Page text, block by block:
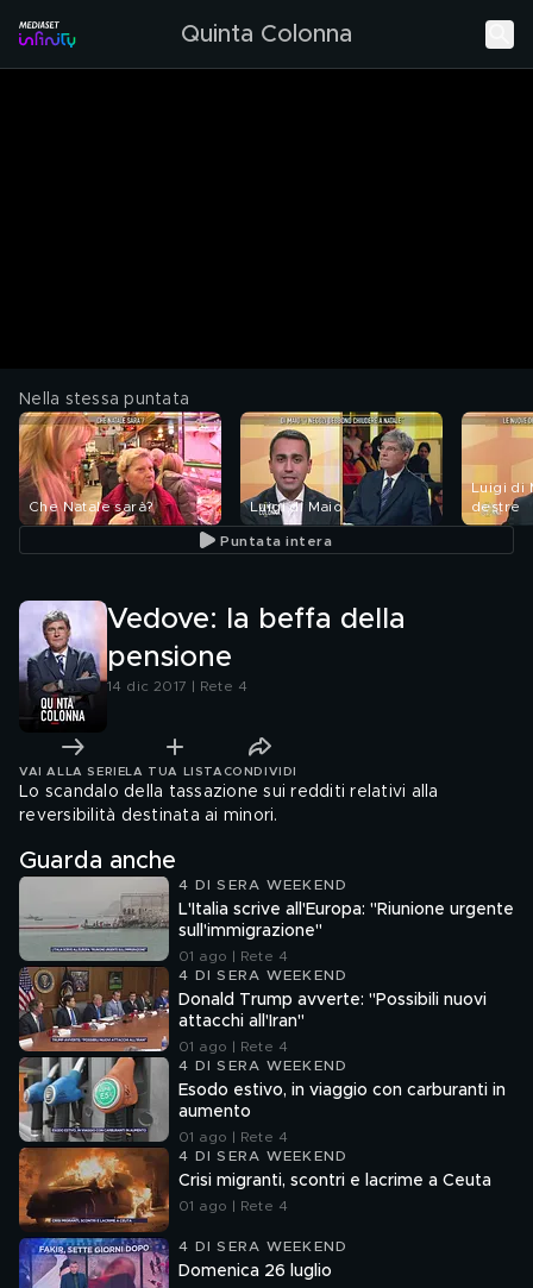
Quinta Colonna
Nella stessa puntata
Che Natale sarà? Luigi di Maio
Luigi di
destre
Puntata intera
Vedove: la beffa della
pensione
14 dic 2017 | Rete 4
VAI ALLA SERIE LA TUA LISTA CONDIVIDI
Lo scandalo della tassazione sui redditi relativi alla
reversibilità destinata ai minori.
Guarda anche
4 DI SERA WEEKEND
L'Italia scrive all'Europa: "Riunione urgente
sull'immigrazione"
01 ago | Rete 4
4 DI SERA WEEKEND
Donald Trump avverte: "Possibili nuovi
attacchi all'Iran"
01 ago | Rete 4
4 DI SERA WEEKEND
Esodo estivo, in viaggio con carburanti in
aumento
01 ago | Rete 4
4 DI SERA WEEKEND
Crisi migranti, scontri e lacrime a Ceuta
01 ago | Rete 4
4 DI SERA WEEKEND
Domenica 26 luglio